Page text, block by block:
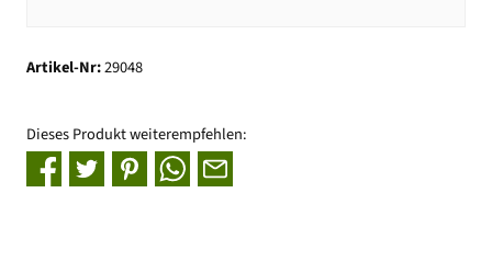
Artikel-Nr:29048
Dieses Produkt weiterempfehlen: